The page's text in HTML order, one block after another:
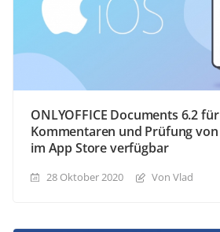
ONLYOFFICE Documents 6.2
Kommentaren und Prüfung
im App Store verfügbar
28 Oktober 2020 Von Vlad